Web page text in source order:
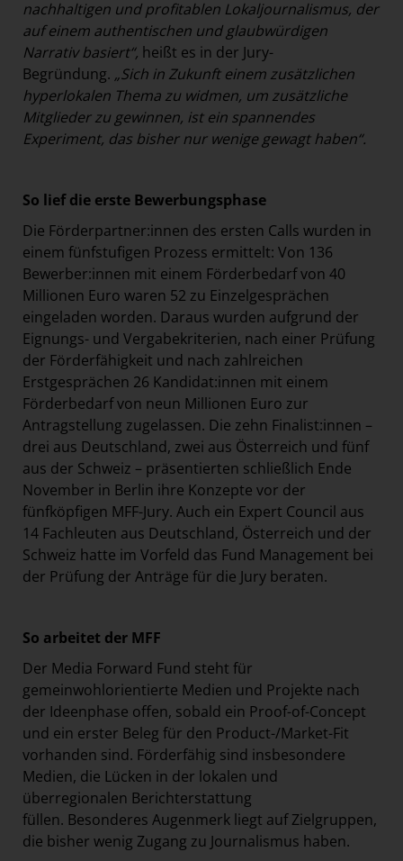
nachhaltigen und profitablen Lokaljournalismus, der
auf einem authentischen und glaubwürdigen
Narrativ basiert“, heißt es in der Jury-
Begründung. „Sich in Zukunft einem zusätzlichen
hyperlokalen Thema zu widmen, um zusätzliche
Mitglieder zu gewinnen, ist ein spannendes
Experiment, das bisher nur wenige gewagt haben“.
So lief die erste Bewerbungsphase
Die Förderpartner:innen des ersten Calls wurden in
einem fünfstufigen Prozess ermittelt: Von 136
Bewerber:innen mit einem Förderbedarf von 40
Millionen Euro waren 52 zu Einzelgesprächen
eingeladen worden. Daraus wurden aufgrund der
Eignungs- und Vergabekriterien, nach einer Prüfung
der Förderfähigkeit und nach zahlreichen
Erstgesprächen 26 Kandidat:innen mit einem
Förderbedarf von neun Millionen Euro zur
Antragstellung zugelassen. Die zehn Finalist:innen –
drei aus Deutschland, zwei aus Österreich und fünf
aus der Schweiz – präsentierten schließlich Ende
November in Berlin ihre Konzepte vor der
fünfköpfigen MFF-Jury. Auch ein Expert Council aus
14 Fachleuten aus Deutschland, Österreich und der
Schweiz hatte im Vorfeld das Fund Management bei
der Prüfung der Anträge für die Jury beraten.
So arbeitet der MFF
Der Media Forward Fund steht für
gemeinwohlorientierte Medien und Projekte nach
der Ideenphase offen, sobald ein Proof-of-Concept
und ein erster Beleg für den Product-/Market-Fit
vorhanden sind. Förderfähig sind insbesondere
Medien, die Lücken in der lokalen und
überregionalen Berichterstattung
füllen. Besonderes Augenmerk liegt auf Zielgruppen,
die bisher wenig Zugang zu Journalismus haben.